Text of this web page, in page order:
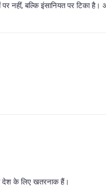
नहीं, बल्कि इंसानियत पर टिका है।
देश के लिए खतरनाक हैं।